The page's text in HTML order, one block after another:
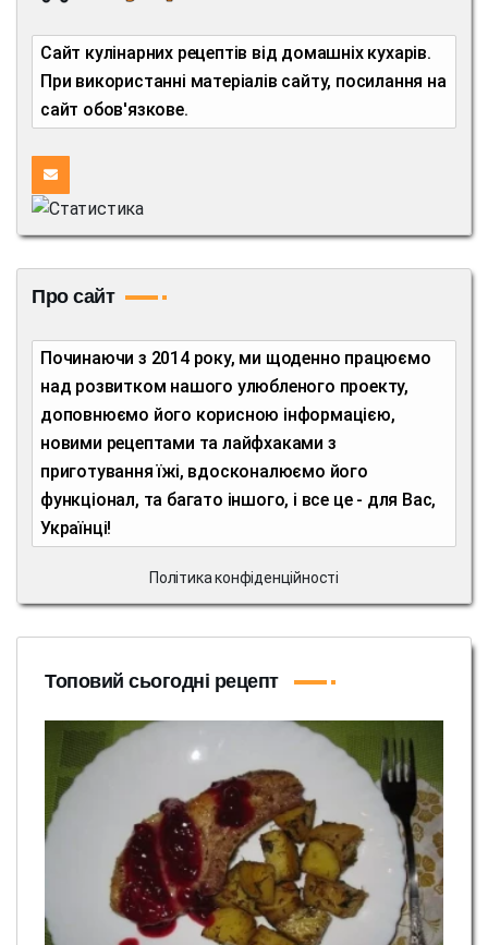
Сайт кулінарних рецептів від домашніх кухарів.
При використанні матеріалів сайту, посилання на
сайт обов'язкове.
Про сайт
Починаючи з 2014 року, ми щоденно працюємо
над розвитком нашого улюбленого проекту,
доповнюємо його корисною інформацією,
новими рецептами та лайфхаками з
приготування їжі, вдосконалюємо його
функціонал, та багато іншого, і все це - для Вас,
Українці!
Політика конфіденційності
Топовий сьогодні рецепт